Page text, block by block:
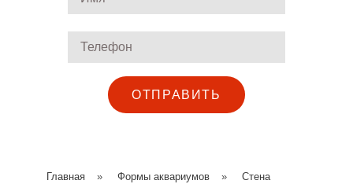
ОТПРАВИТЬ
Главная » Формы аквариумов » Стена